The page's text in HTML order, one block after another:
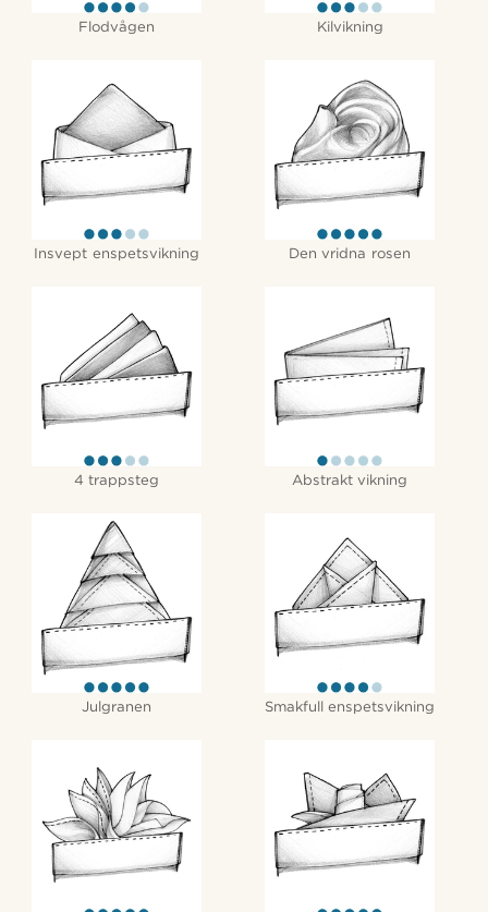
Flodvågen Kilvikning
Insvept enspetsvikning Den vridna rosen
4 trappsteg Abstrakt vikning
Julgranen Smakfull enspetsvikning